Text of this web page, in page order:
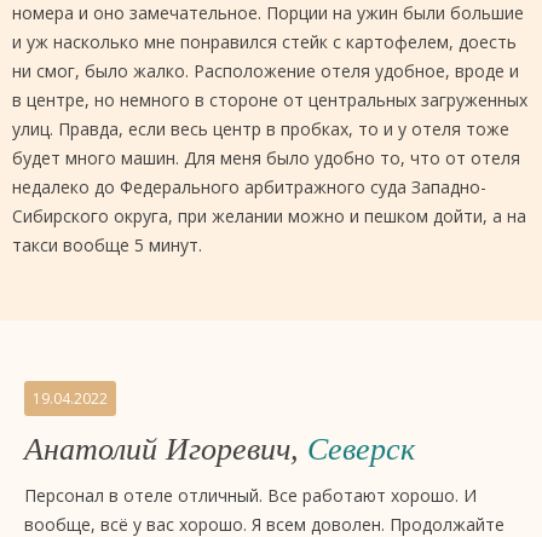
номера и оно замечательное. Порции на ужин были большие
и уж насколько мне понравился стейк с картофелем, доесть
ни смог, было жалко. Расположение отеля удобное, вроде и
в центре, но немного в стороне от центральных загруженных
улиц. Правда, если весь центр в пробках, то и у отеля тоже
будет много машин. Для меня было удобно то, что от отеля
недалеко до Федерального арбитражного суда Западно-
Сибирского округа, при желании можно и пешком дойти, а на
такси вообще 5 минут.
19.04.2022
Анатолий Игоревич, Северск
Персонал в отеле отличный. Все работают хорошо. И
вообще, всё у вас хорошо. Я всем доволен. Продолжайте